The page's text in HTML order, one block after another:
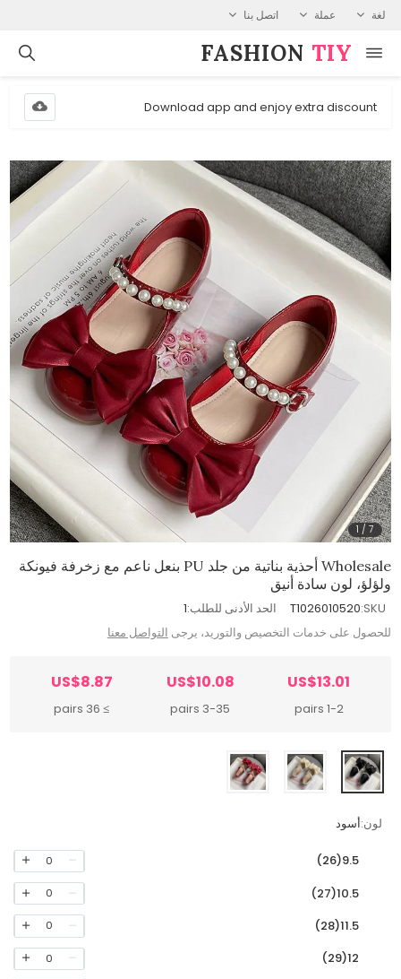
لغة عملة اتصل بنا
FASHION⁠ TIY
Download app and enjoy extra discount
1 /7
Wholesale أحذية بناتية من جلد PU بنعل ناعم مع زخرفة فيونكة
ولؤلؤ، لون سادة أنيق
SKU:
T1026010520 الحد الأدنى للطلب:1
للحصول على خدمات التخصيص والتوريد، يرجى التواصل معنا
US$13.01
1-2 pairs
US$10.08
3-35 pairs
US$8.87
≥ 36 pairs
لون:أسود
9.5(26)
0
10.5(27)
0
11.5(28)
0
12(29)
0